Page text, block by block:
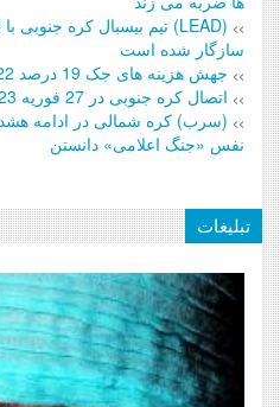
>>
سازگار شده است
>> جهش هزینه های جک 19 درصد 2022 محدودیت ها را کاهش داد
>> اتصال کره جنوبی در 27 فوریه 2023 بازده
>> (سرب) کره شمالی در ادامه
نفس «جنگ اعلامی» دانستن
تبلیغات